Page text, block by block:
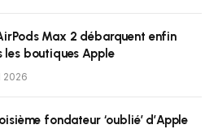
Max 2 débarquent enfin
les boutiques Apple
2026
fondateur ‘oublié’ d’Apple